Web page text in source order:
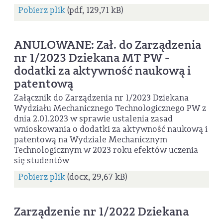
Pobierz plik(pdf, 129,71 kB)
ANULOWANE: Zał. do Zarządzenia
nr 1/2023 Dziekana MT PW -
dodatki za aktywność naukową i
patentową
Załącznik do Zarządzenia nr 1/2023 Dziekana
Wydziału Mechanicznego Technologicznego PW z
dnia 2.01.2023 w sprawie ustalenia zasad
wnioskowania o dodatki za aktywność naukową i
patentową na Wydziale Mechanicznym
Technologicznym w 2023 roku efektów uczenia
się studentów
Pobierz plik(docx, 29,67 kB)
Zarządzenie nr 1/2022 Dziekana